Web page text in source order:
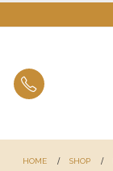
HOME SHOP